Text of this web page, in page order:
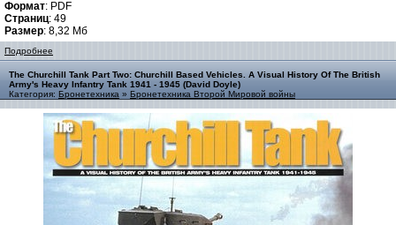
Формат: PDF
Страниц: 49
Размер: 8,32 Мб
Подробнее
The Churchill Tank Part Two: Churchill Based Vehicles. A Visual History Of The British
Army's Heavy Infantry Tank 1941 - 1945 (David Doyle)
Категория: Бронетехника » Бронетехника Второй Мировой войны